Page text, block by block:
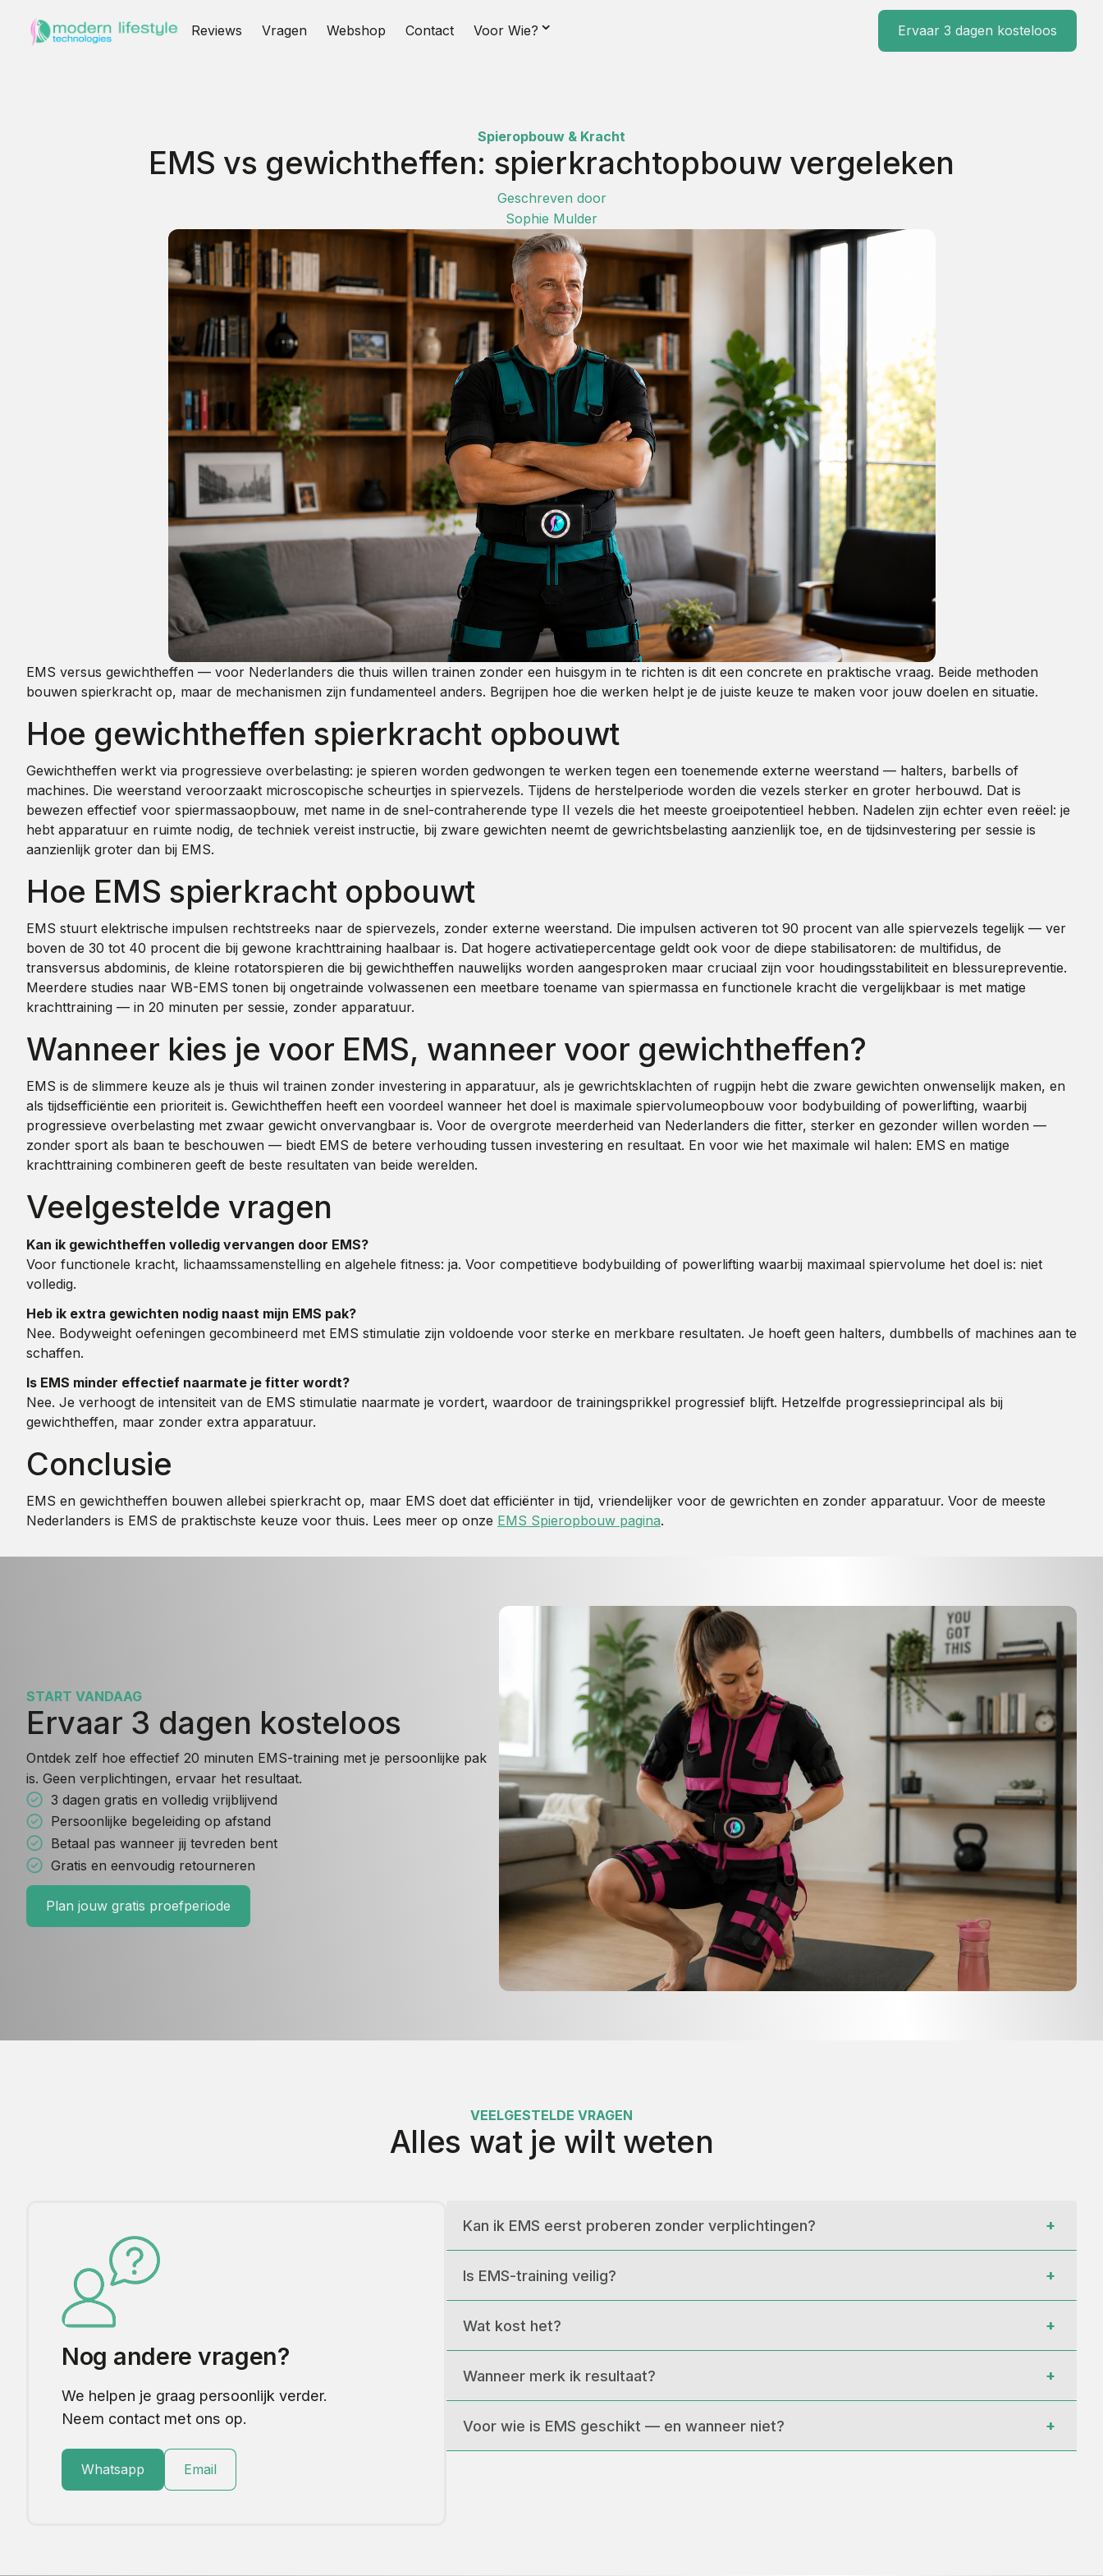
Reviews Vragen Webshop Contact Voor Wie? ⌄ Ervaar 3 dagen kosteloos
Spieropbouw & Kracht
EMS vs gewichtheffen: spierkrachtopbouw vergeleken
Geschreven door
Sophie Mulder
EMS versus gewichtheffen — voor Nederlanders die thuis willen trainen zonder een huisgym in te richten is dit een concrete en praktische vraag. Beide methoden
bouwen spierkracht op, maar de mechanismen zijn fundamenteel anders. Begrijpen hoe die werken helpt je de juiste keuze te maken voor jouw doelen en situatie.
Hoe gewichtheffen spierkracht opbouwt
Gewichtheffen werkt via progressieve overbelasting: je spieren worden gedwongen te werken tegen een toenemende externe weerstand — halters, barbells of
machines. Die weerstand veroorzaakt microscopische scheurtjes in spiervezels. Tijdens de herstelperiode worden die vezels sterker en groter herbouwd. Dat is
bewezen effectief voor spiermassaopbouw, met name in de snel-contraherende type II vezels die het meeste groeipotentieel hebben. Nadelen zijn echter even reëel: je
hebt apparatuur en ruimte nodig, de techniek vereist instructie, bij zware gewichten neemt de gewrichtsbelasting aanzienlijk toe, en de tijdsinvestering per sessie is
aanzienlijk groter dan bij EMS.
Hoe EMS spierkracht opbouwt
EMS stuurt elektrische impulsen rechtstreeks naar de spiervezels, zonder externe weerstand. Die impulsen activeren tot 90 procent van alle spiervezels tegelijk — ver
boven de 30 tot 40 procent die bij gewone krachttraining haalbaar is. Dat hogere activatiepercentage geldt ook voor de diepe stabilisatoren: de multifidus, de
transversus abdominis, de kleine rotatorspieren die bij gewichtheffen nauwelijks worden aangesproken maar cruciaal zijn voor houdingsstabiliteit en blessurepreventie.
Meerdere studies naar WB-EMS tonen bij ongetrainde volwassenen een meetbare toename van spiermassa en functionele kracht die vergelijkbaar is met matige
krachttraining — in 20 minuten per sessie, zonder apparatuur.
Wanneer kies je voor EMS, wanneer voor gewichtheffen?
EMS is de slimmere keuze als je thuis wil trainen zonder investering in apparatuur, als je gewrichtsklachten of rugpijn hebt die zware gewichten onwenselijk maken, en
als tijdsefficiëntie een prioriteit is. Gewichtheffen heeft een voordeel wanneer het doel is maximale spiervolumeopbouw voor bodybuilding of powerlifting, waarbij
progressieve overbelasting met zwaar gewicht onvervangbaar is. Voor de overgrote meerderheid van Nederlanders die fitter, sterker en gezonder willen worden —
zonder sport als baan te beschouwen — biedt EMS de betere verhouding tussen investering en resultaat. En voor wie het maximale wil halen: EMS en matige
krachttraining combineren geeft de beste resultaten van beide werelden.
Veelgestelde vragen
Kan ik gewichtheffen volledig vervangen door EMS?
Voor functionele kracht, lichaamssamenstelling en algehele fitness: ja. Voor competitieve bodybuilding of powerlifting waarbij maximaal spiervolume het doel is: niet
volledig.
Heb ik extra gewichten nodig naast mijn EMS pak?
Nee. Bodyweight oefeningen gecombineerd met EMS stimulatie zijn voldoende voor sterke en merkbare resultaten. Je hoeft geen halters, dumbbells of machines aan te
schaffen.
Is EMS minder effectief naarmate je fitter wordt?
Nee. Je verhoogt de intensiteit van de EMS stimulatie naarmate je vordert, waardoor de trainingsprikkel progressief blijft. Hetzelfde progressieprincipal als bij
gewichtheffen, maar zonder extra apparatuur.
Conclusie
EMS en gewichtheffen bouwen allebei spierkracht op, maar EMS doet dat efficiënter in tijd, vriendelijker voor de gewrichten en zonder apparatuur. Voor de meeste
Nederlanders is EMS de praktischste keuze voor thuis. Lees meer op onze EMS Spieropbouw pagina.
START VANDAAG
Ervaar 3 dagen kosteloos
Ontdek zelf hoe effectief 20 minuten EMS-training met je persoonlijke pak
is. Geen verplichtingen, ervaar het resultaat.
3 dagen gratis en volledig vrijblijvend
Persoonlijke begeleiding op afstand
Betaal pas wanneer jij tevreden bent
Gratis en eenvoudig retourneren
Plan jouw gratis proefperiode
VEELGESTELDE VRAGEN
Alles wat je wilt weten
Nog andere vragen?
We helpen je graag persoonlijk verder.
Neem contact met ons op.
Whatsapp Email
Kan ik EMS eerst proberen zonder verplichtingen? +
Is EMS-training veilig? +
Wat kost het? +
Wanneer merk ik resultaat? +
Voor wie is EMS geschikt — en wanneer niet? +